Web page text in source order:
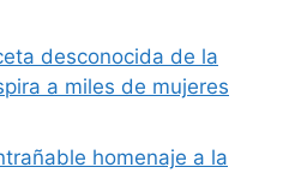
desconocida de la
a miles de mujeres
homenaje a la